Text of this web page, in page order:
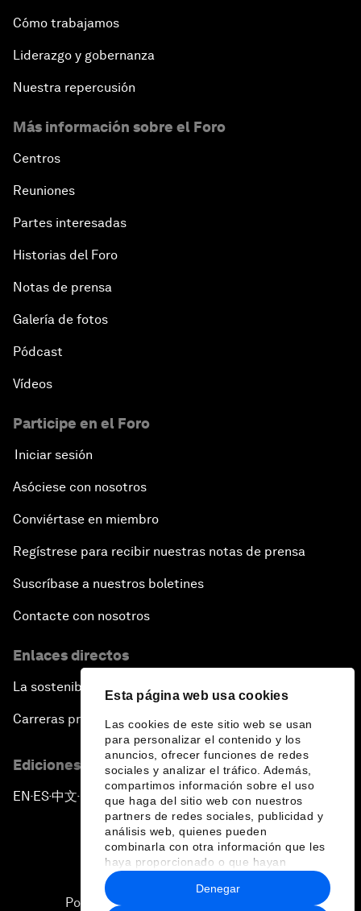
Esta página web usa cookies
Las cookies de este sitio web se usan
para personalizar el contenido y los
anuncios, ofrecer funciones de redes
sociales y analizar el tráfico. Además,
compartimos información sobre el uso
que haga del sitio web con nuestros
partners de redes sociales, publicidad y
análisis web, quienes pueden
combinarla con otra información que les
haya proporcionado o que hayan
recopilado a partir del uso que haya
hecho de sus servicios.
Denegar
Cómo trabajamos
Liderazgo y gobernanza
Nuestra repercusión
Más información sobre el Foro
Centros
Reuniones
Partes interesadas
Historias del Foro
Notas de prensa
Galería de fotos
Pódcast
Vídeos
Participe en el Foro
Iniciar sesión
Asóciese con nosotros
Conviértase en miembro
Regístrese para recibir nuestras notas de prensa
Suscríbase a nuestros boletines
Contacte con nosotros
Enlaces directos
La sostenibilidad en el Foro
Carreras profesionales
Ediciones en otros idiomas
EN ▪ES▪中文▪ 日本語
Política de privacidad y normas de uso